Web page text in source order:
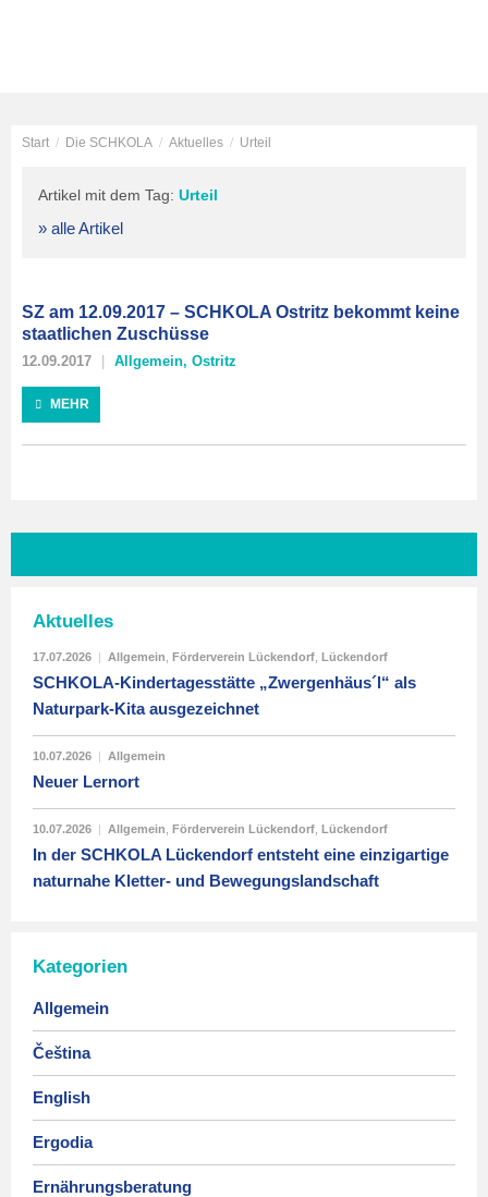
Start / Die SCHKOLA / Aktuelles / Urteil
Artikel mit dem Tag: Urteil
» alle Artikel
SZ am 12.09.2017 – SCHKOLA Ostritz bekommt keine
staatlichen Zuschüsse
12.09.2017 Allgemein, Ostritz
MEHR
Aktuelles
17.07.2026 | Allgemein Förderverein Lückendorf Lückendorf
SCHKOLA-Kindertagesstätte „Zwergenhäus´l“ als
Naturpark-Kita ausgezeichnet
10.07.2026 | Allgemein
Neuer Lernort
10.07.2026 | Allgemein Förderverein Lückendorf Lückendorf
In der SCHKOLA Lückendorf entsteht eine einzigartige
naturnahe Kletter- und Bewegungslandschaft
Kategorien
Allgemein
Čeština
English
Ergodia
Ernährungsberatung